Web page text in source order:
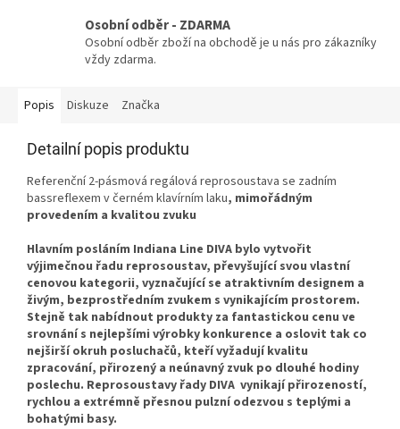
Osobní odběr - ZDARMA
Osobní odběr zboží na obchodě je u nás pro zákazníky
vždy zdarma.
Popis Diskuze Značka
Detailní popis produktu
Referenční 2-pásmová regálová reprosoustava se zadním
bassreflexem v černém klavírním laku, mimořádným
provedením a kvalitou zvuku
Hlavním posláním Indiana Line DIVA bylo vytvořit
výjimečnou řadu reprosoustav, převyšující svou vlastní
cenovou kategorii, vyznačující se atraktivním designem a
živým, bezprostředním zvukem s vynikajícím prostorem.
Stejně tak nabídnout produkty za fantastickou cenu ve
srovnání s nejlepšími výrobky konkurence a oslovit tak co
nejširší okruh posluchačů, kteří vyžadují kvalitu
zpracování, přirozený a neúnavný zvuk po dlouhé hodiny
poslechu. Reprosoustavy řady DIVA vynikají přirozeností,
rychlou a extrémně přesnou pulzní odezvou s teplými a
bohatými basy.